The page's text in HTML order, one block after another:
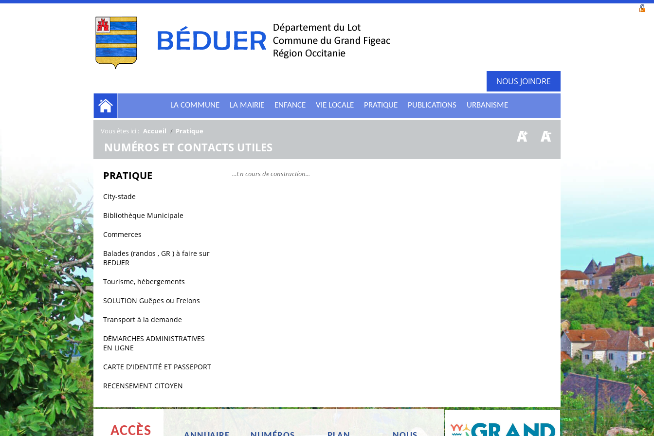
NOUS JOINDRE
LA COMMUNE LA MAIRIE ENFANCE VIE LOCALE PRATIQUE PUBLICATIONS URBANISME
Vous êtes ici : Accueil / Pratique
NUMÉROS ET CONTACTS UTILES
PRATIQUE
City-stade
Bibliothèque Municipale
Commerces
Balades (randos , GR ) à faire sur
BEDUER
Tourisme, hébergements
SOLUTION Guêpes ou Frelons
Transport à la demande
DÉMARCHES ADMINISTRATIVES
EN LIGNE
CARTE D'IDENTITÉ ET PASSEPORT
RECENSEMENT CITOYEN
...En cours de construction...
ACCÈS